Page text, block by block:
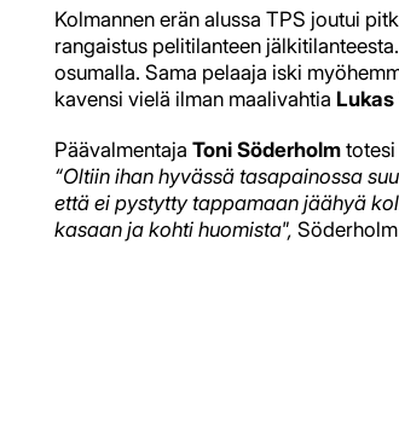
Kolmannen erän alussa TPS joutui
rangaistus pelitilanteen
osumalla. Sama pelaaja iski
kavensi vielä ilman maalivahtia
Päävalmentaja Toni Söderholm totesi
“Oltiin ihan hyvässä tasapainossa
että ei pystytty tappamaan jäähyä
kasaan ja kohti huomista",